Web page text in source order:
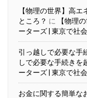
【物理の世界】高
ところ？ に
【物理
ーターズ | 東京で社
引っ越しで必要な手
しで必要な手続きを
ーターズ | 東京で社
お金に関する簡単な